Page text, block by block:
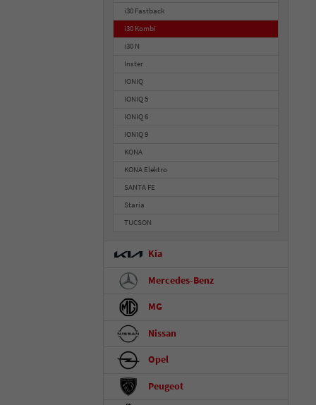
i30 Fastback
i30 Kombi
i30 N
Inster
IONIQ
IONIQ 5
IONIQ 6
IONIQ 9
KONA
KONA Elektro
SANTA FE
Staria
TUCSON
Kia
Mercedes-Benz
MG
Nissan
Opel
Peugeot